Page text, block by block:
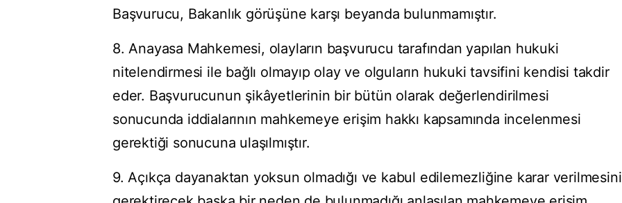
Başvurucu, Bakanlık görüşüne karşı beyanda bulunmamıştır.
8. Anayasa Mahkemesi, olayların başvurucu tarafından yapılan hukuki
nitelendirmesi ile bağlı olmayıp olay ve olguların hukuki tavsifini kendisi takdir
eder. Başvurucunun şikâyetlerinin bir bütün olarak değerlendirilmesi
sonucunda iddialarının mahkemeye erişim hakkı kapsamında incelenmesi
gerektiği sonucuna ulaşılmıştır.
9. Açıkça dayanaktan yoksun olmadığı ve kabul edilemezliğine karar verilmesini